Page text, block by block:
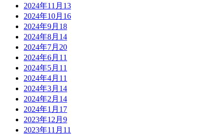
2024年11月 13
2024年10月 16
2024年9月 18
2024年8月 14
2024年7月 20
2024年6月 11
2024年5月 11
2024年4月 11
2024年3月 14
2024年2月 14
2024年1月 17
2023年12月 9
2023年11月 11